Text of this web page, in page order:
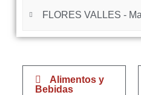
FLORES VALLES -
Alimentos y
Bebidas